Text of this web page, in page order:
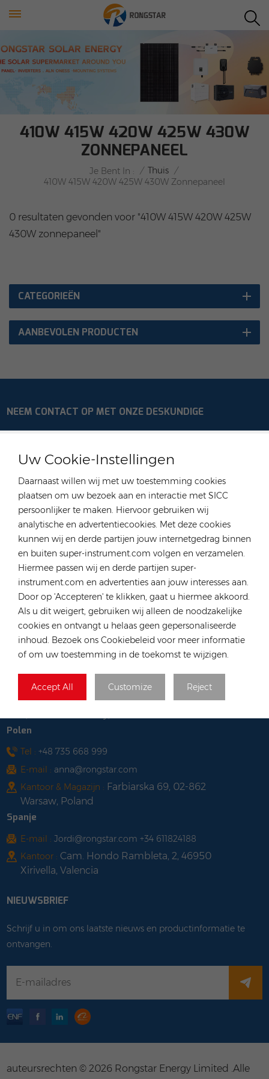
Uw Cookie-Instellingen
Daarnaast willen wij met uw toestemming cookies
plaatsen om uw bezoek aan en interactie met SICC
persoonlijker te maken. Hiervoor gebruiken wij
analytische en advertentiecookies. Met deze cookies
kunnen wij en derde partijen jouw internetgedrag binnen
en buiten super-instrument.com volgen en verzamelen.
Hiermee passen wij en derde partijen super-
instrument.com en advertenties aan jouw interesses aan.
Door op 'Accepteren' te klikken, gaat u hiermee akkoord.
Als u dit weigert, gebruiken wij alleen de noodzakelijke
cookies en ontvangt u helaas geen gepersonaliseerde
inhoud. Bezoek ons Cookiebeleid voor meer informatie
of om uw toestemming in de toekomst te wijzigen.
Accept All Customize Reject
410W 415W 420W 425W 430W
ZONNEPANEEL
Je Bent In : / Thuis /
410W 415W 420W 425W 430W Zonnepaneel
0 resultaten gevonden voor "410W 415W 420W 425W
430W zonnepaneel"
CATEGORIEËN
AANBEVOLEN PRODUCTEN
NEEM CONTACT OP MET ONZE DESKUNDIGE
Tel :+49 176 55258880
E-mail :
anna@rongstar.com
Kantoor & Magazijn :Industriestraße 40, 52457
Aldenhoven, Deutschland
Hongkong
+852 54222219
E-mail :
hk@rongstar.com
Kantoor & Magazijn :39 Kung-Um Road, Yuen
Long, Hong Kong
Vietnam
+84 522 038 896
E-mail :
vn@rongstar.com
Phu Nhuan District, HoChi
Magazijn :263 Go O Moi, Phu Thuan, District
Polen
Tel : +48 735 668 999
E-mail : anna@rongstar.com
Kantoor & Magazijn : Farbiarska 69, 02-862
Warsaw, Poland
Spanje
E-mail : Jordi@rongstar.com +34 611824188
Kantoor : Cam. Hondo Rambleta, 2, 46950
Xirivella, Valencia
NIEUWSBRIEF
Schrijf u in om ons laatste nieuws en productinformatie te
ontvangen.
auteursrechten © 2026 Rongstar Energy Limited .Alle